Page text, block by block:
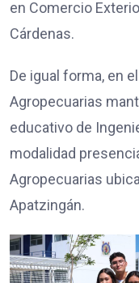
en Comercio
Cárdenas.
De igual forma, en
Agropecuarias
educativo de
modalidad
Agropecuarias
Apatzingán.